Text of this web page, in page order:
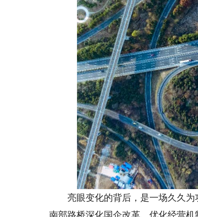
亮眼变化的背后，是一场久久为
南部路桥深化国企改革、优化经营